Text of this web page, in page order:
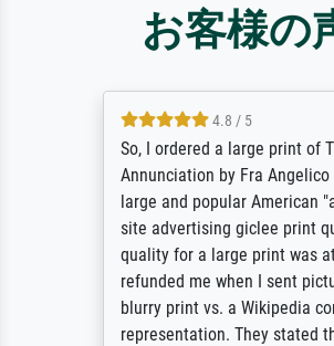
お客様の
4.8 / 5
So, I ordered a large print of The
Annunciation by Fra Angelico
large and popular American "art/
site advertising giclee print
quality for a large print was
refunded me when I sent
blurry print vs. a Wikipedia
representation. They stated they